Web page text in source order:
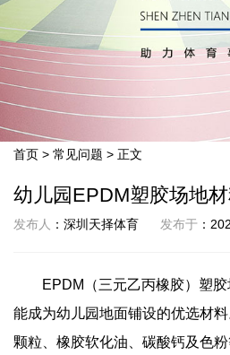
首页 > 常见问题 > 正文
幼儿园EPDM塑胶场地
发布人 ：深圳天择体育 发布于 ：
EPDM（三元乙丙橡胶）塑
能成为幼儿园地面铺设的优选材
颗粒、橡胶软化油、碳酸钙及色